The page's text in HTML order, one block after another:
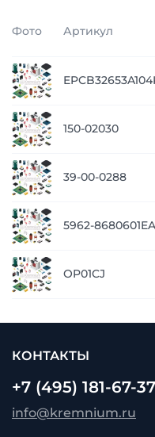
Фото Артикул
150-02030
39-00-0288
5962-8680601EA
OP01CJ
КОНТАКТЫ
+7 (495) 181-67-37
info@kremnium.ru